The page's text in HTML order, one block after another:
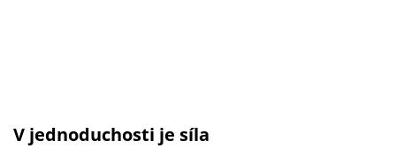
V jednoduchosti je síla